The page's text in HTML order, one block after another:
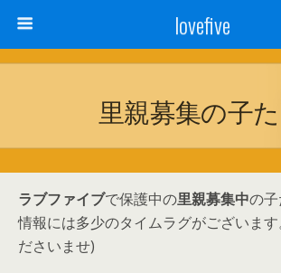
lovefive
里親募集の子
ラブファイブで保護中の里親募集中の
情報には多少のタイムラグがございます
ださいませ)